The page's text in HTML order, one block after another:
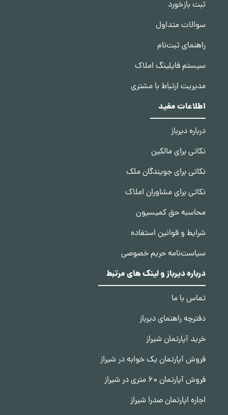
ثبت بازخورد
سوالات متداول
راهنمای ثبت‌نام
سیستم فایلینگ املاک
مدیریت ارتباط با مشتری
اطلاعات مفید
درباره دیرباز
نکاتی برای مالکین
نکاتی برای جویندگان ملک
نکاتی برای مشاوران املاک
محاسبه حق کمیسیون
شرایط و قوانین استفاده
سیاست‌نامه حریم خصوصی
درباره دیرباز و لینک های مرتبط
تماس با ما
دفترچه راهنمای دیرباز
خرید آپارتمان شیراز
فروش آپارتمان یک خوابه در شیراز
فروش آپارتمان 60 متری در شیراز
اجاره اپارتمان صدرا شیراز